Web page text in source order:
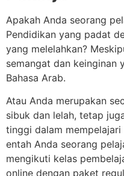
Apakah Anda seorang
Pendidikan yang padat
yang melelahkan?
semangat dan keinginan
Bahasa Arab.
Atau Anda merupakan
sibuk dan lelah, tetap
tinggi dalam
entah Anda seorang
mengikuti kelas
online dengan paket